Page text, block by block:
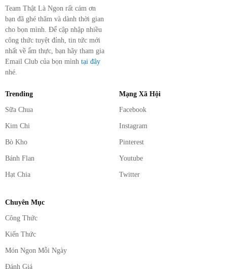
Team Thật Là Ngon rất cám ơn
bạn đã ghé thăm và dành thời gian
cho bọn mình. Để cập nhập nhiều
công thức tuyệt đỉnh, tin tức mới
nhất về ẩm thực, bạn hãy tham gia
Email Club của bọn mình tại đây
nhé.
Trending
Sữa Chua
Kim Chi
Bò Kho
Bánh Flan
Hạt Chia
Mạng Xã Hội
Facebook
Instagram
Pinterest
Youtube
Twitter
Chuyên Mục
Công Thức
Kiến Thức
Món Ngon Mỗi Ngày
Đánh Giá